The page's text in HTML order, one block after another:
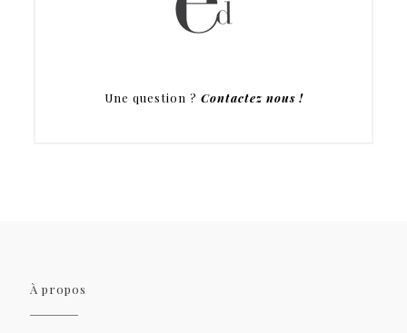
Une question ? Contactez nous !
À propos